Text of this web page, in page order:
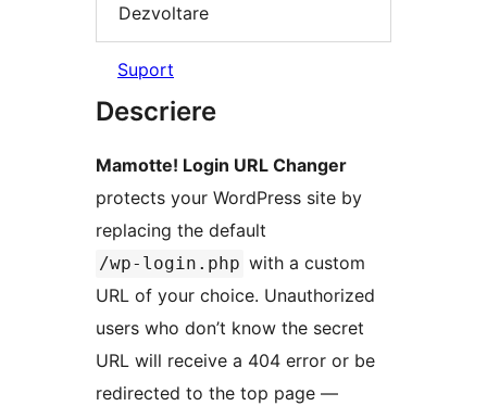
Dezvoltare
Suport
Descriere
Mamotte! Login URL Changer
protects your WordPress site by
replacing the default
/wp-login.php with a custom
URL of your choice. Unauthorized
users who don’t know the secret
URL will receive a 404 error or be
redirected to the top page —